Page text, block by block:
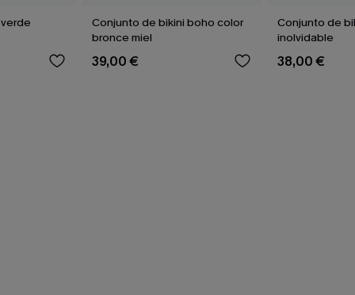
Conjunto de bikini boho color
bronce miel
39,00 €
Conjunto de
inolvidable
38,00 €